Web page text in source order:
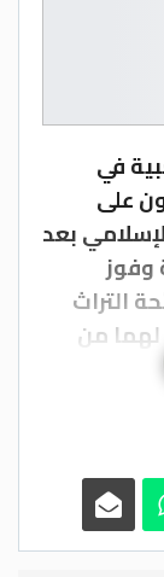
في
على
بعد
وفوز
التراث
لهما من
بها
مواقع
عجلون،